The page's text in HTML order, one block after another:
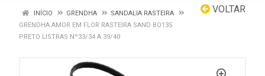
VOLTAR
INÍCIO GRENDHA
SANDALIA RASTEIRA
GRENDHA AMOR EM FLOR RASTEIRA SAND BO135
PRETO LISTRAS Nº33/34 A 39/40